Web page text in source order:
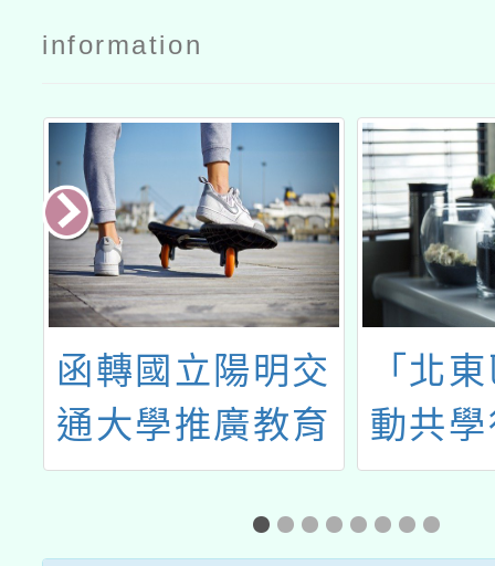
information
函轉國立陽明交
通大學推廣教育
中心辦理「113
年度DIYGreen
「北
動共